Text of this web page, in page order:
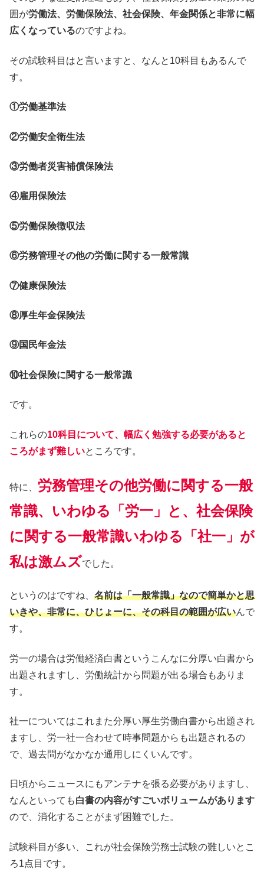
囲が労働法、労働保険法、社会保険、年金関係と非常に幅
広くなっているのですよね。
その試験科目はと言いますと、なんと10科目もあるんで
す。
①労働基準法
②労働安全衛生法
③労働者災害補償保険法
④雇用保険法
⑤労働保険徴収法
⑥労務管理その他の労働に関する一般常識
⑦健康保険法
⑧厚生年金保険法
⑨国民年金法
⑩社会保険に関する一般常識
です。
これらの10科目について、幅広く勉強する必要があると
ころがまず難しいところです。
特に、 労務管理その他労働に関する一般
常識、いわゆる「労一」と、社会保険
に関する一般常識いわゆる「社一」が
私は激ムズでした。
というのはですね、 名前は「一般常識」なので簡単かと思
いきや、非常に、ひじょーに、その科目の範囲が広いんで
す。
労一の場合は労働経済白書というこんなに分厚い白書から
出題されますし、労働統計から問題が出る場合もありま
す。
社一についてはこれまた分厚い厚生労働白書から出題され
ますし、労一社一合わせて時事問題からも出題されるの
で、過去問がなかなか通用しにくいんです。
日頃からニュースにもアンテナを張る必要がありますし、
なんといっても白書の内容がすごいボリュームがあります
ので、消化することがまず困難でした。
試験科目が多い、これが社会保険労務士試験の難しいとこ
ろ1点目です。